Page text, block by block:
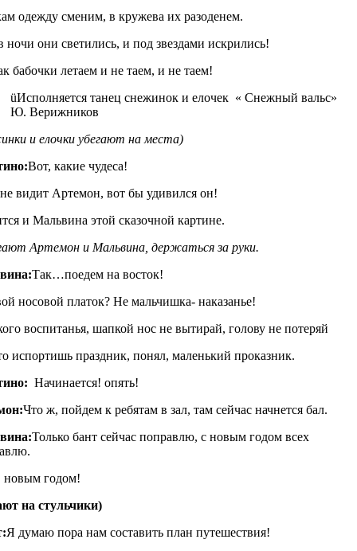
одежду сменим, в кружева их разоденем.
ночи они светились, и под звездами искрились!
бабочки летаем и не таем, и не таем!
üИсполняется танец снежинок и елочек « Снежный вальс»
Ю. Верижников
и елочки убегают на места)
Вот, какие чудеса!
видит Артемон, вот бы удивился он!
и Мальвина этой сказочной картине.
Артемон и Мальвина, держаться за руки.
Так…поедем на восток!
носовой платок? Не мальчишка- наказанье!
воспитанья, шапкой нос не вытирай, голову не потеряй
испортишь праздник, понял, маленький проказник.
Начинается! опять!
Что ж, пойдем к ребятам в зал, там сейчас начнется бал.
Только бант сейчас поправлю, с новым годом всех
новым годом!
на стульчики)
Я думаю пора нам составить план путешествия!